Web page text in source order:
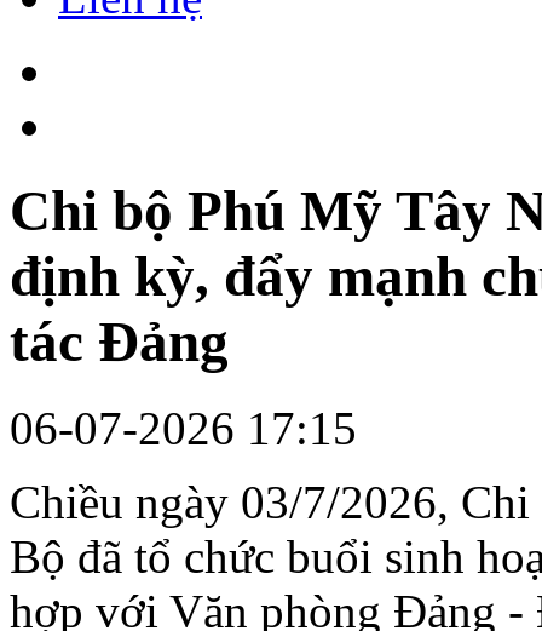
Chi bộ Phú Mỹ Tây
định kỳ, đẩy mạnh
tác Đảng
06-07-2026 17:15
Chiều ngày 03/7/2026,
Bộ đã tổ chức buổi sinh
hợp với Văn phòng Đảng